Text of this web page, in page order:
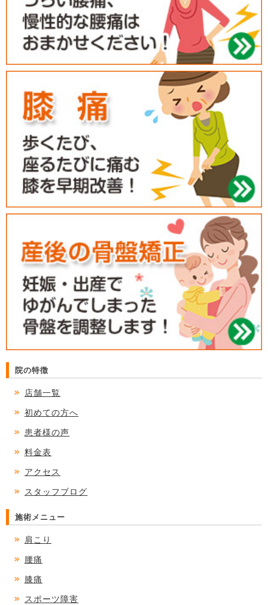
院の特徴
店舗一覧
初めての方へ
患者様の声
料金表
アクセス
スタッフブログ
施術メニュー
肩こり
腰痛
膝痛
スポーツ障害